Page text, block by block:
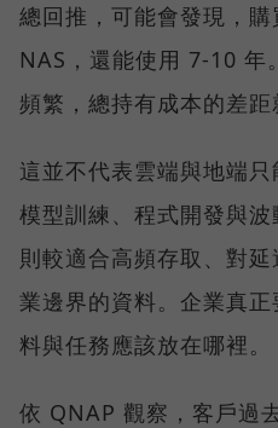
總回推，可能會發現，
NAS，還能使用 7-10 年
頻繁，總持有成本的差距
這並不代表雲端與地端
模型訓練、程式開發與
則較適合高頻存取、對
業邊界的資料。企業真
料與任務應該放在哪裡。
依 QNAP 觀察，客戶過